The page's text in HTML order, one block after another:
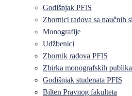
Godišnjak PFIS
Zbornici radova sa naučnih
Monografije
Udžbenici
Zbornik radova PFIS
Zbirka monografskih
Godišnjak studenata PFIS
Bilten Pravnog fakulteta